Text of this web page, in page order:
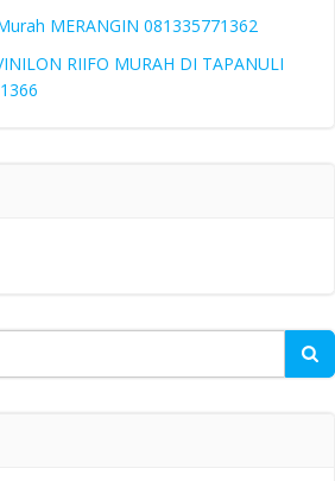
MERANGIN 081335771362
RIIFO MURAH DI TAPANULI